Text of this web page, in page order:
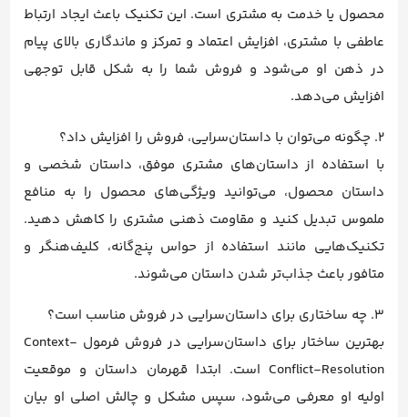
محصول یا خدمت به مشتری است. این تکنیک باعث ایجاد ارتباط
عاطفی با مشتری، افزایش اعتماد و تمرکز و ماندگاری بالای پیام
در ذهن او می‌شود و فروش شما را به شکل قابل توجهی
افزایش می‌دهد.
2. چگونه می‌توان با داستان‌سرایی، فروش را افزایش داد؟
با استفاده از داستان‌های مشتری موفق، داستان شخصی و
داستان محصول، می‌توانید ویژگی‌های محصول را به منافع
ملموس تبدیل کنید و مقاومت ذهنی مشتری را کاهش دهید.
تکنیک‌هایی مانند استفاده از حواس پنج‌گانه، کلیف‌هنگر و
متافور باعث جذاب‌تر شدن داستان می‌شوند.
3. چه ساختاری برای داستان‌سرایی در فروش مناسب است؟
بهترین ساختار برای داستان‌سرایی در فروش فرمول Context-
Conflict-Resolution است. ابتدا قهرمان داستان و موقعیت
اولیه او معرفی می‌شود، سپس مشکل و چالش اصلی او بیان